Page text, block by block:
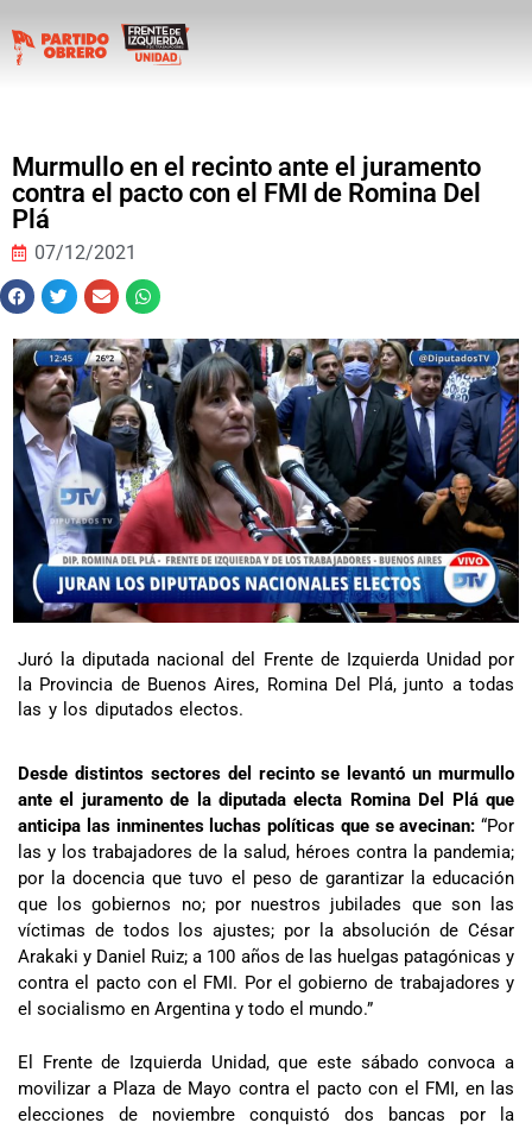
Murmullo en el recinto ante el juramento
contra el pacto con el FMI de Romina Del
Plá
07/12/2021
Juró la diputada nacional del Frente de Izquierda Unidad por
la Provincia de Buenos Aires, Romina Del Plá, junto a todas
las y los diputados electos.
Desde distintos sectores del recinto se levantó un murmullo
ante el juramento de la diputada electa Romina Del Plá que
anticipa las inminentes luchas políticas que se avecinan: “Por
las y los trabajadores de la salud, héroes contra la pandemia;
por la docencia que tuvo el peso de garantizar la educación
que los gobiernos no; por nuestros jubilades que son las
víctimas de todos los ajustes; por la absolución de César
Arakaki y Daniel Ruiz; a 100 años de las huelgas patagónicas y
contra el pacto con el FMI. Por el gobierno de trabajadores y
el socialismo en Argentina y todo el mundo.”
El Frente de Izquierda Unidad, que este sábado convoca a
movilizar a Plaza de Mayo contra el pacto con el FMI, en las
elecciones de noviembre conquistó dos bancas por la